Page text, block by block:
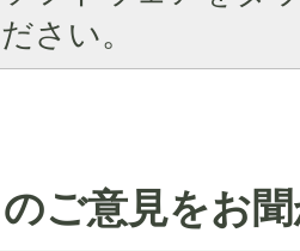
さい。
ご意見をお